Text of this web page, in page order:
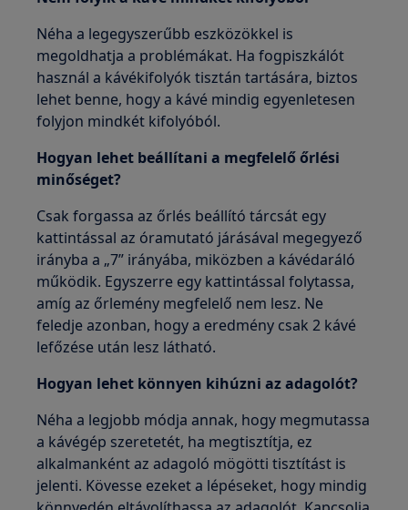
Néha a legegyszerűbb eszközökkel is
megoldhatja a problémákat. Ha fogpiszkálót
használ a kávékifolyók tisztán tartására, biztos
lehet benne, hogy a kávé mindig egyenletesen
folyjon mindkét kifolyóból.
Hogyan lehet beállítani a megfelelő őrlési
minőséget?
Csak forgassa az őrlés beállító tárcsát egy
kattintással az óramutató járásával megegyező
irányba a „7” irányába, miközben a kávédaráló
működik. Egyszerre egy kattintással folytassa,
amíg az őrlemény megfelelő nem lesz. Ne
feledje azonban, hogy a eredmény csak 2 kávé
lefőzése után lesz látható.
Hogyan lehet könnyen kihúzni az adagolót?
Néha a legjobb módja annak, hogy megmutassa
a kávégép szeretetét, ha megtisztítja, ez
alkalmanként az adagoló mögötti tisztítást is
jelenti. Kövesse ezeket a lépéseket, hogy mindig